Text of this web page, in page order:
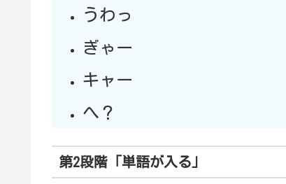
うわっ
ぎゃー
キャー
へ？
第2段階「単語が入る」